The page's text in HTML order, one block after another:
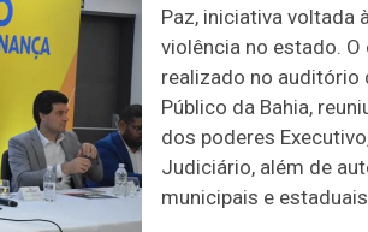
Paz, iniciativa voltada
violência no estado. O
realizado no auditório
Público da Bahia,
dos poderes
Judiciário, além de
municipais e